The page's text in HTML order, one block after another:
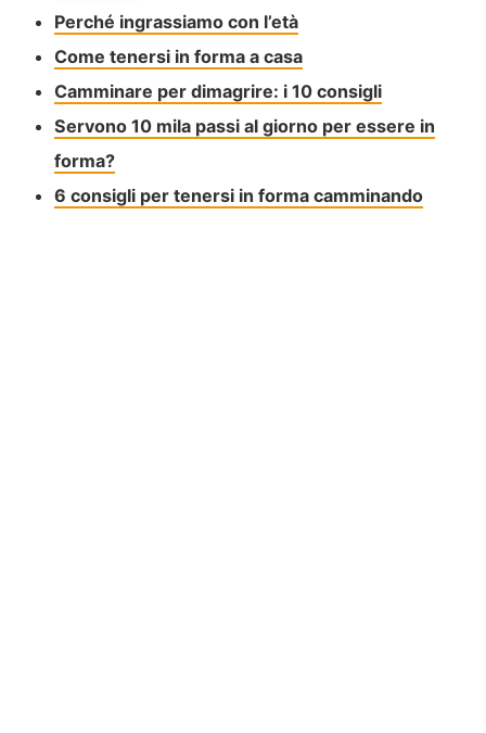
Perché ingrassiamo con l’età
Come tenersi in forma a casa
Camminare per dimagrire: i 10 consigli
Servono 10 mila passi al giorno per essere in
forma?
6 consigli per tenersi in forma camminando